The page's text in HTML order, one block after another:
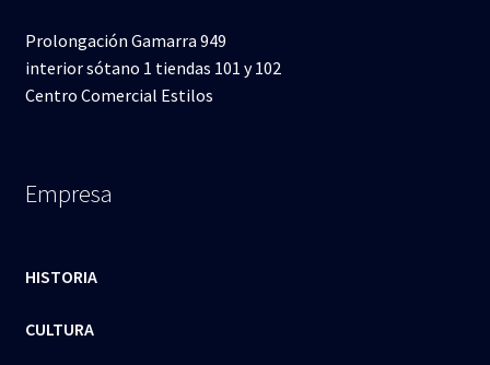
Prolongación Gamarra 949
interior sótano 1 tiendas 101 y 102
Centro Comercial Estilos
Empresa
HISTORIA
CULTURA